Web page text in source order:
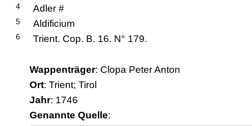
4 Adler #
5 Aldificium
6 Trient. Cop. B. 16. N° 179.
Wappenträger: Clopa Peter Anton
Ort: Trient; Tirol
Jahr: 1746
Genannte Quelle: